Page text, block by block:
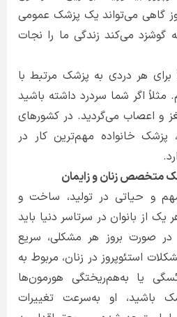
گاهی می‌تواند یک پزشک عمومی
گوشزد می‌کند زندگی ما را نجات
برای هر دردی به پزشک مرتبط با
اگر شما سردرد داشته باشید
اعصاب می‌گردید. در کشورهای
پزشک خانواده مهم‌ترین کار در
متخصص زنان و زایمان
و حیاتی در تولید، ساخت و
یک از بانوان در سرتاسر دنیا باید
صورت بروز هر مشکلی، سریع
استئوپروز در زنان، مربوط به
یا به‌هم‌ریختگی هورمون‌ها
باشید، او به‌سرعت تغییرات